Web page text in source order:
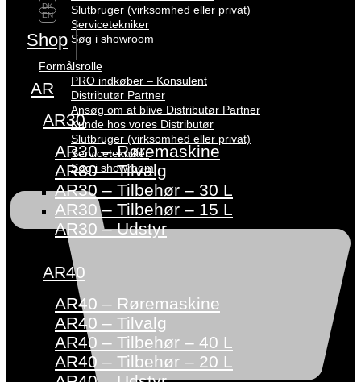
Slutbruger (virksomhed eller privat)
Servicetekniker
Søg i showroom
Formålsrolle
PRO indkøber – Konsulent
Distributør Partner
Ansøg om at blive Distributør Partner
Kunde hos vores Distributør
Slutbruger (virksomhed eller privat)
Servicetekniker
Søg i showroom
DK
EN
Shop
AR
AR30
AR30 – Røremaskine
AR30 – Tilvalg
AR30 – Tilbehør – 30 L
AR30 – Tilbehør – 15 L
AR30 – Udstyr
AR40
AR40 – Røremaskine
AR40 – Tilvalg
AR40 – Tilbehør – 40 L
AR40 – Tilbehør – 20 L